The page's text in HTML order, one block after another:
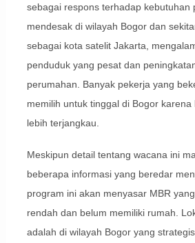
sebagai respons terhadap kebutuhan
mendesak di wilayah Bogor dan
sebagai kota satelit Jakarta,
penduduk yang pesat dan
perumahan. Banyak pekerja yang
memilih untuk tinggal di Bogor
lebih terjangkau.
Meskipun detail tentang wacana ini
beberapa informasi yang beredar
program ini akan menyasar MBR
rendah dan belum memiliki rumah.
adalah di wilayah Bogor yang